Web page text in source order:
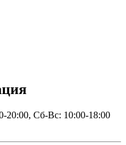
20:00, Сб-Вс: 10:00-18:00